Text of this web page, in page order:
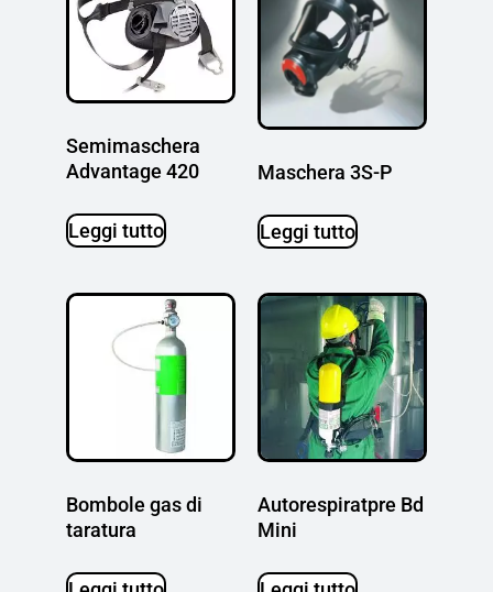
Semimaschera
Advantage 420
Leggi tutto
Maschera 3S-P
Leggi tutto
Bombole gas di
taratura
Autorespiratpre Bd
Mini